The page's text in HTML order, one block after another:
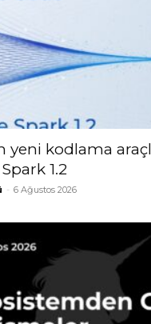
yeni kodlama
1.2
- 6 Ağustos 2026